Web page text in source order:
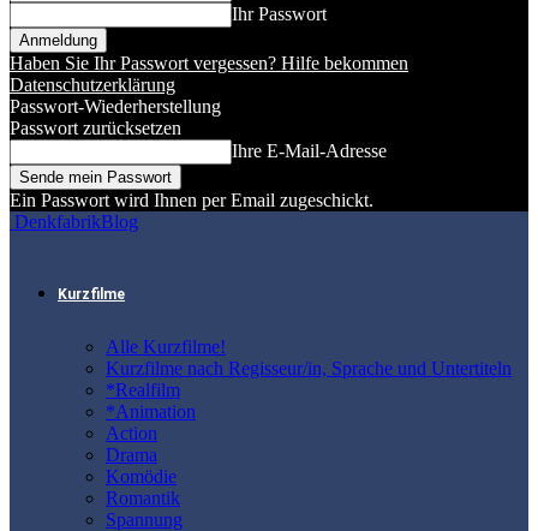
Ihr Passwort
Haben Sie Ihr Passwort vergessen? Hilfe bekommen
Datenschutzerklärung
Passwort-Wiederherstellung
Passwort zurücksetzen
Ihre E-Mail-Adresse
Ein Passwort wird Ihnen per Email zugeschickt.
DenkfabrikBlog
Kurzfilme
Alle Kurzfilme!
Kurzfilme nach Regisseur/in, Sprache und Untertiteln
*Realfilm
*Animation
Action
Drama
Komödie
Romantik
Spannung